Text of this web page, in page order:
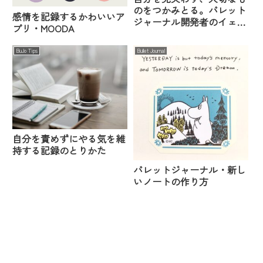
感情を記録するかわいいア
プリ・MOODA
のをつかみとる。バレット
ジャーナル開発者のイェー
BuJo Tips
自分を責めずにやる気を維
持する記録のとりかた
Bullet Journal
バレットジャーナル・新し
いノートの作り方